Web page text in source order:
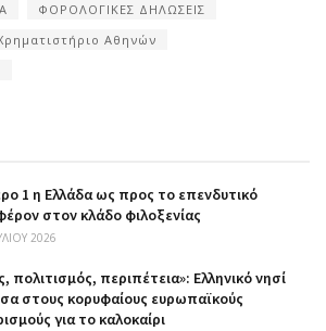
ΦΟΡΟΛΟΓΙΚΕΣ ΔΗΛΩΣΕΙΣ
Αθηνών
1 η Ελλάδα ως προς το επενδυτικό
στον κλάδο φιλοξενίας
2026
πολιτισμός, περιπέτεια»: Ελληνικό νησί
στους κορυφαίους ευρωπαϊκούς
για το καλοκαίρι